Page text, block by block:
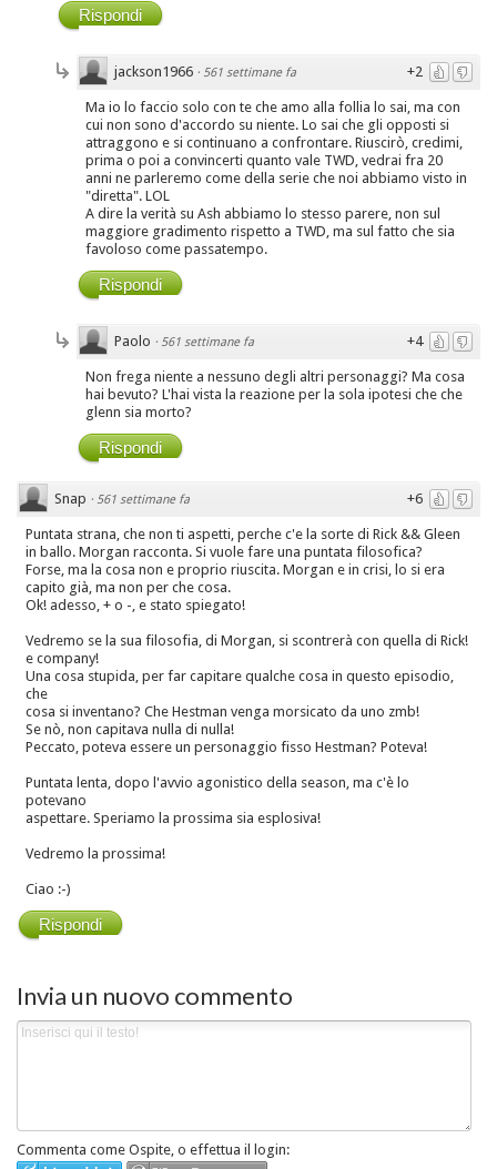
Rispondi
+2
jackson1966 · 561 settimane fa
Ma io lo faccio solo con te che amo alla follia lo sai, ma con
cui non sono d'accordo su niente. Lo sai che gli opposti si
attraggono e si continuano a confrontare. Riuscirò, credimi,
prima o poi a convincerti quanto vale TWD, vedrai fra 20
anni ne parleremo come della serie che noi abbiamo visto in
"diretta". LOL
A dire la verità su Ash abbiamo lo stesso parere, non sul
maggiore gradimento rispetto a TWD, ma sul fatto che sia
favoloso come passatempo.
Rispondi
+4
Paolo · 561 settimane fa
Non frega niente a nessuno degli altri personaggi? Ma cosa
hai bevuto? L'hai vista la reazione per la sola ipotesi che che
glenn sia morto?
Rispondi
+6
Snap · 561 settimane fa
Puntata strana, che non ti aspetti, perche c'e la sorte di Rick && Gleen
in ballo. Morgan racconta. Si vuole fare una puntata filosofica?
Forse, ma la cosa non e proprio riuscita. Morgan e in crisi, lo si era
capito già, ma non per che cosa.
Ok! adesso, + o -, e stato spiegato!
Vedremo se la sua filosofia, di Morgan, si scontrerà con quella di Rick!
e company!
Una cosa stupida, per far capitare qualche cosa in questo episodio,
che
cosa si inventano? Che Hestman venga morsicato da uno zmb!
Se nò, non capitava nulla di nulla!
Peccato, poteva essere un personaggio fisso Hestman? Poteva!
Puntata lenta, dopo l'avvio agonistico della season, ma c'è lo
potevano
aspettare. Speriamo la prossima sia esplosiva!
Vedremo la prossima!
Ciao :-)
Rispondi
Invia un nuovo commento
Commenta come Ospite, o effettua il login: